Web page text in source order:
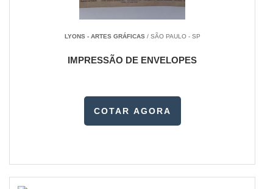
LYONS - ARTES GRÁFICAS/ SÃO PAULO - SP
IMPRESSÃO DE ENVELOPES
COTAR AGORA